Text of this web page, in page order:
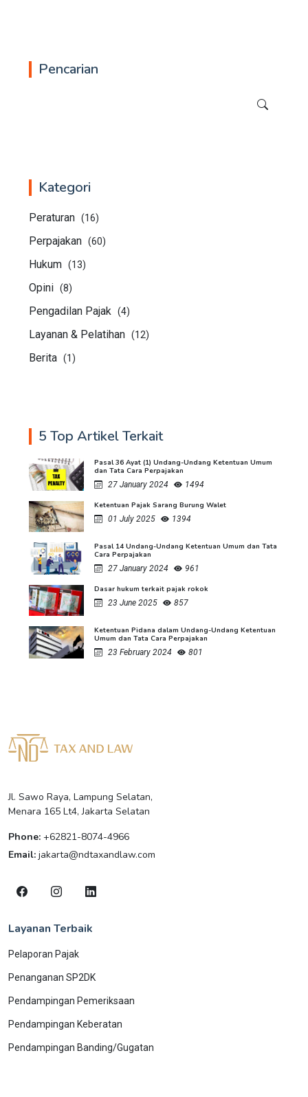
Pencarian
Kategori
Peraturan (16)
Perpajakan (60)
Hukum (13)
Opini (8)
Pengadilan Pajak (4)
Layanan & Pelatihan (12)
Berita (1)
5 Top Artikel Terkait
Pasal 36 Ayat (1) Undang-Undang Ketentuan Umum
dan Tata Cara Perpajakan
27 January 2024
1494
Ketentuan Pajak Sarang Burung Walet
01 July 2025
1394
Pasal 14 Undang-Undang Ketentuan Umum dan Tata
Cara Perpajakan
27 January 2024
961
Dasar hukum terkait pajak rokok
23 June 2025
857
Ketentuan Pidana dalam Undang-Undang Ketentuan
Umum dan Tata Cara Perpajakan
23 February 2024
801
Jl. Sawo Raya, Lampung Selatan,
Menara 165 Lt4, Jakarta Selatan
Phone: +62821-8074-4966
Email: jakarta@ndtaxandlaw.com
Layanan Terbaik
Pelaporan Pajak
Penanganan SP2DK
Pendampingan Pemeriksaan
Pendampingan Keberatan
Pendampingan Banding/Gugatan